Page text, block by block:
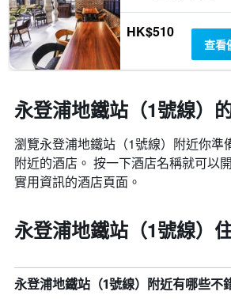
HK$510
查看
永登浦地鐵站（1號線）
瀏覽永登浦地鐵站（1號線）​附近你準
附近的酒店。 按一下酒店名稱就可以
實用資訊的酒店頁面。
永登浦地鐵站（1號線）
永登浦地鐵站（1號線）附近有哪些不